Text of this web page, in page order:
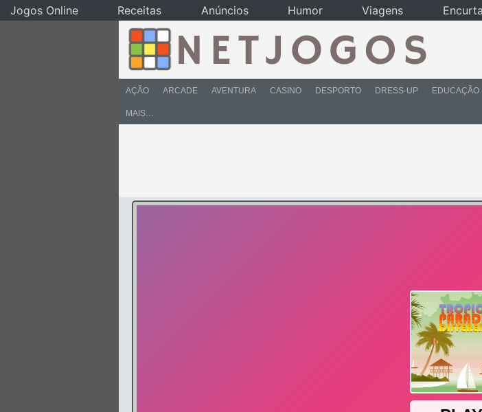
AÇÃO ARCADE AVENTURA CASINO DESPORTO DRESS-UP EDUCAÇÃO
MAIS…
Jogos Online Receitas Anúncios Humor Viagens